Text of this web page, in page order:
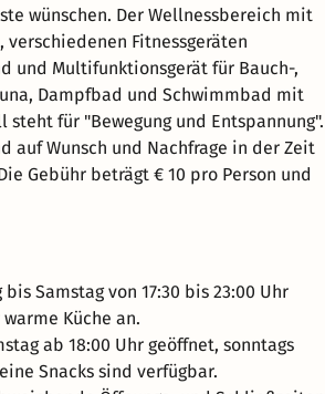
wünschen. Der Wellnessbereich mit
verschiedenen Fitnessgeräten
und Multifunktionsgerät für Bauch-,
Dampfbad und Schwimmbad mit
steht für "Bewegung und Entspannung".
auf Wunsch und Nachfrage in der Zeit
Gebühr beträgt € 10 pro Person und
bis Samstag von 17:30 bis 23:00 Uhr
Küche an.
ab 18:00 Uhr geöffnet, sonntags
Snacks sind verfügbar.